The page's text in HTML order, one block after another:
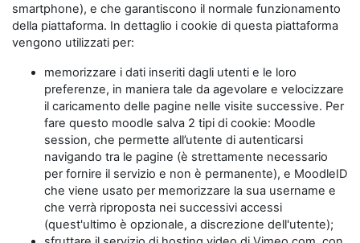
smartphone), e che garantiscono il normale funzionamento
della piattaforma. In dettaglio i cookie di questa piattaforma
vengono utilizzati per:
memorizzare i dati inseriti dagli utenti e le loro
preferenze, in maniera tale da agevolare e velocizzare
il caricamento delle pagine nelle visite successive. Per
fare questo moodle salva 2 tipi di cookie: Moodle
session, che permette all’utente di autenticarsi
navigando tra le pagine (è strettamente necessario
per fornire il servizio e non è permanente), e MoodleID
che viene usato per memorizzare la sua username e
che verrà riproposta nei successivi accessi
(quest'ultimo è opzionale, a discrezione dell'utente);